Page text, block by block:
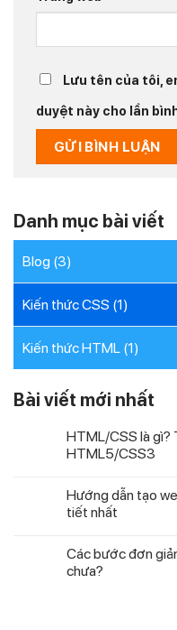
Lưu tên của tôi,
duyệt này cho lần
Danh mục bài viết
Blog (3)
Kiến thức CSS (1)
Kiến thức HTML (1)
Bài viết mới nhất
HTML/CSS là gì?
HTML5/CSS3
Hướng dẫn tạo
tiết nhất
Các bước đơn
chưa?